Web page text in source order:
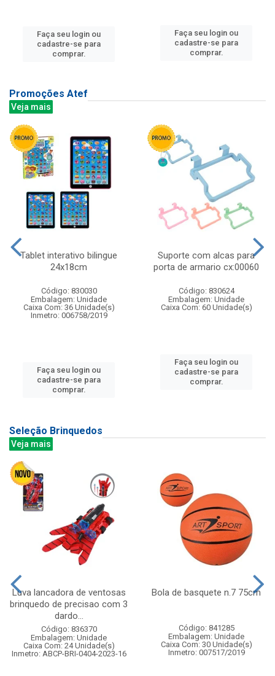
Faça seu login ou
cadastre-se para
comprar.
Faça seu login ou
cadastre-se para
comprar.
Promoções Atef
Veja mais
Tablet interativo bilingue
24x18cm
Código: 830030
Embalagem: Unidade
Caixa Com: 36 Unidade(s)
Inmetro: 006758/2019
Faça seu login ou
cadastre-se para
comprar.
Suporte com alcas para
porta de armario cx:00060
Código: 830624
Embalagem: Unidade
Caixa Com: 60 Unidade(s)
Faça seu login ou
cadastre-se para
comprar.
Seleção Brinquedos
Veja mais
Luva lancadora de ventosas
brinquedo de precisao com 3
dardo...
Código: 836370
Embalagem: Unidade
Caixa Com: 24 Unidade(s)
Inmetro: ABCP-BRI-0404-2023-16
Bola de basquete n.7 75cm
Código: 841285
Embalagem: Unidade
Caixa Com: 30 Unidade(s)
Inmetro: 007517/2019